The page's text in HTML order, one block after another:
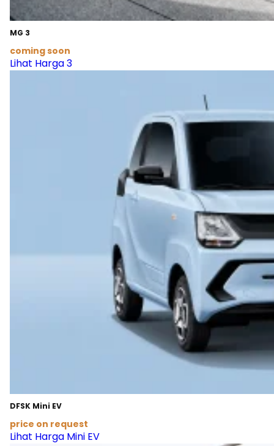
MG 3
coming soon
Lihat Harga 3
DFSK Mini EV
price on request
Lihat Harga Mini EV